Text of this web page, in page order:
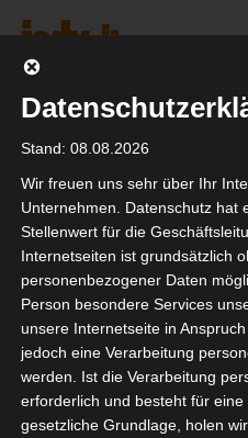
IGVW
Stand: 08.08.2026
Wir freuen uns sehr über Ihr
Unternehmen. Datenschutz hat
Stellenwert für die
Internetseiten ist grundsätzlich
personenbezogener Daten
Person besondere Services
unsere Internetseite in
jedoch eine Verarbeitung
werden. Ist die Verarbeitung
erforderlich und besteht für
gesetzliche Grundlage, holen